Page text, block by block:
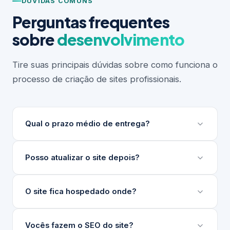
Perguntas frequentes
sobredesenvolvimento
Tire suas principais dúvidas sobre como funciona o
processo de criação de sites profissionais.
Qual o prazo médio de entrega?
Depende do escopo do projeto. Sites institucionais
Sempre apresentamos um cronograma detalhado
Posso atualizar o site depois?
Sim. Desenvolvemos um painel de gerenciamento
de técnico.
O site fica hospedado onde?
Indicamos e configuramos a hospedagem ideal para
Vocês fazem o SEO do site?